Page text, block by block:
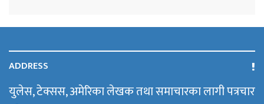
ADDRESS
युलेस, टेक्सस, अमेरिका लेखक तथा समाचारका लागी पत्रचार